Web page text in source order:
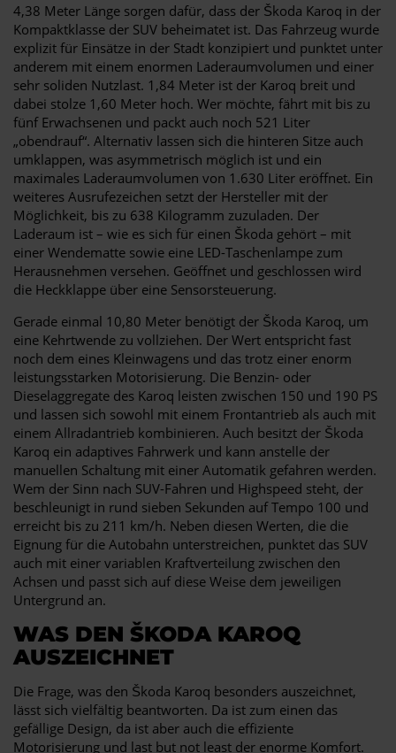
4,38 Meter Länge sorgen dafür, dass der Škoda Karoq in der
Kompaktklasse der SUV beheimatet ist. Das Fahrzeug wurde
explizit für Einsätze in der Stadt konzipiert und punktet unter
anderem mit einem enormen Laderaumvolumen und einer
sehr soliden Nutzlast. 1,84 Meter ist der Karoq breit und
dabei stolze 1,60 Meter hoch. Wer möchte, fährt mit bis zu
fünf Erwachsenen und packt auch noch 521 Liter
„obendrauf“. Alternativ lassen sich die hinteren Sitze auch
umklappen, was asymmetrisch möglich ist und ein
maximales Laderaumvolumen von 1.630 Liter eröffnet. Ein
weiteres Ausrufezeichen setzt der Hersteller mit der
Möglichkeit, bis zu 638 Kilogramm zuzuladen. Der
Laderaum ist – wie es sich für einen Škoda gehört – mit
einer Wendematte sowie eine LED-Taschenlampe zum
Herausnehmen versehen. Geöffnet und geschlossen wird
die Heckklappe über eine Sensorsteuerung.
Gerade einmal 10,80 Meter benötigt der Škoda Karoq, um
eine Kehrtwende zu vollziehen. Der Wert entspricht fast
noch dem eines Kleinwagens und das trotz einer enorm
leistungsstarken Motorisierung. Die Benzin- oder
Dieselaggregate des Karoq leisten zwischen 150 und 190 PS
und lassen sich sowohl mit einem Frontantrieb als auch mit
einem Allradantrieb kombinieren. Auch besitzt der Škoda
Karoq ein adaptives Fahrwerk und kann anstelle der
manuellen Schaltung mit einer Automatik gefahren werden.
Wem der Sinn nach SUV-Fahren und Highspeed steht, der
beschleunigt in rund sieben Sekunden auf Tempo 100 und
erreicht bis zu 211 km/h. Neben diesen Werten, die die
Eignung für die Autobahn unterstreichen, punktet das SUV
auch mit einer variablen Kraftverteilung zwischen den
Achsen und passt sich auf diese Weise dem jeweiligen
Untergrund an.
WAS DEN ŠKODA KAROQ
AUSZEICHNET
Die Frage, was den Škoda Karoq besonders auszeichnet,
lässt sich vielfältig beantworten. Da ist zum einen das
gefällige Design, da ist aber auch die effiziente
Motorisierung und last but not least der enorme Komfort.